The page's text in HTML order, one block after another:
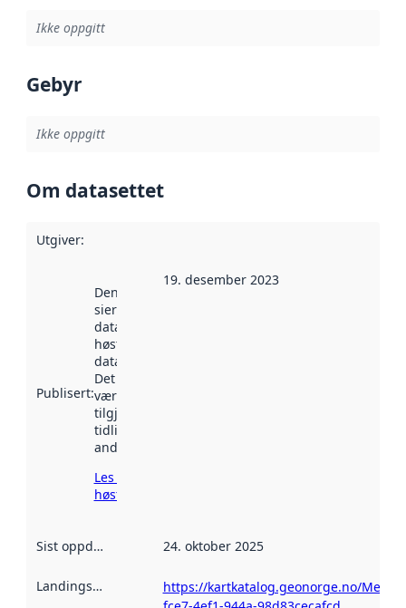
Ikke oppgitt
Gebyr
Ikke oppgitt
Om datasettet
Utgiver:
Publisert:
Denne datoen
sier når
datasettet ble
høstet av
data.norge.no.
Det kan ha
vært
tilgjengelig
tidligere
andre steder.
Les mer om
høsting her
19. desember 2023
Sist oppdatert 24. oktober 2025
Landingsside
https://kartkatalog.geonorge.no/